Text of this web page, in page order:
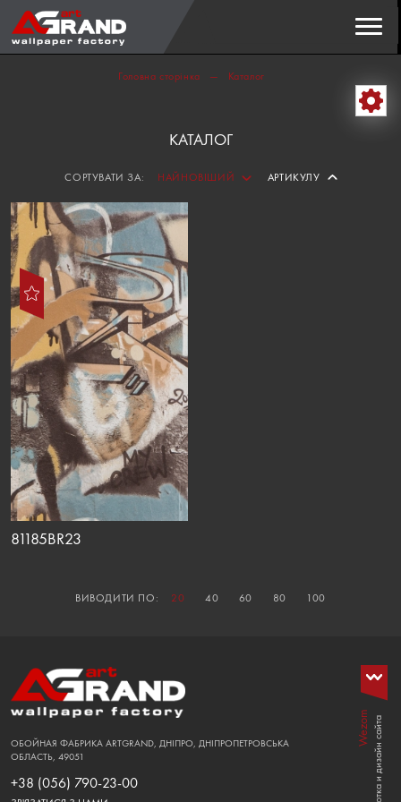
Головна сторінка Каталог
КАТАЛОГ
СОРТУВАТИ ЗА: НАЙНОВІШИЙ АРТИКУЛУ
81185BR23
ВИВОДИТИ ПО: 20 40 60 80 100
ОБОЙНАЯ ФАБРИКА ARTGRAND, ДНІПРО, ДНІПРОПЕТРОВСЬКА
ОБЛАСТЬ, 49051
+38 (056) 790-23-00
WezomРозработка и дизайн сайта